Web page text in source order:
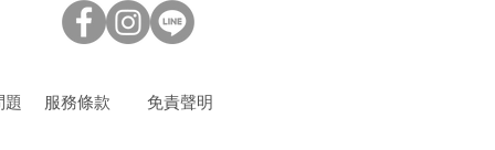
題 服務條款 ​免責聲明